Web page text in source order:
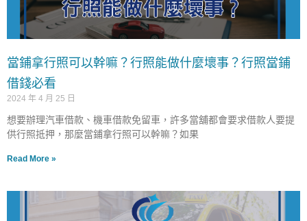
當鋪拿行照可以幹嘛？行照能做什麼壞事？行照當鋪
借錢必看
2024 年 4 月 25 日
想要辦理汽車借款、機車借款免留車，許多當舖都會要求借款人要提
供行照抵押，那麼當鋪拿行照可以幹嘛？如果
Read More »